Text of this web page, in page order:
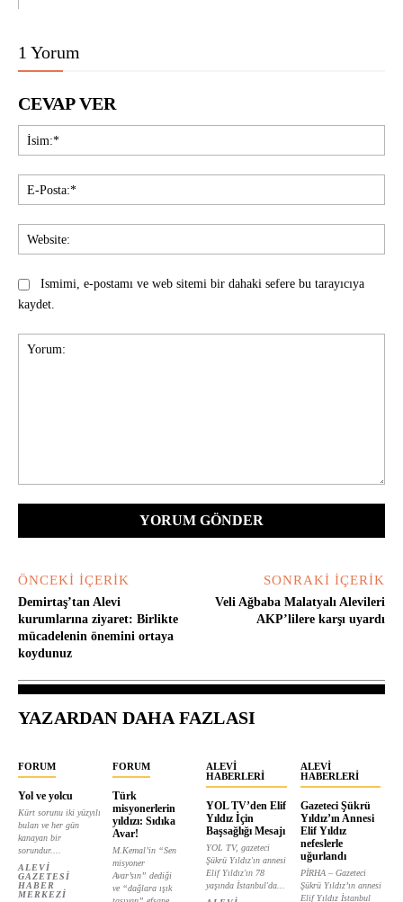
1 Yorum
CEVAP VER
Ismimi, e-postamı ve web sitemi bir dahaki sefere bu tarayıcıya
kaydet.
ÖNCEKI İÇERIK
Demirtaş’tan Alevi
kurumlarına ziyaret: Birlikte
mücadelenin önemini ortaya
koydunuz
SONRAKI İÇERIK
Veli Ağbaba Malatyalı Alevileri
AKP’lilere karşı uyardı
YAZARDAN DAHA FAZLASI
FORUM
Yol ve yolcu
Kürt sorunu iki yüzyılı
bulan ve her gün
kanayan bir
sorundur....
ALEVI
GAZETESI
HABER
MERKEZI
FORUM
Türk
misyonerlerin
yıldızı: Sıdıka
Avar!
M.Kemal’in “Sen
misyoner
Avar’sın” dediği
ve “dağlara ışık
ALEVI
HABERLERI
YOL TV’den Elif
Yıldız İçin
Başsağlığı Mesajı
YOL TV, gazeteci
Şükrü Yıldız'ın annesi
Elif Yıldız'ın 78
yaşında İstanbul'da...
ALEVI
HABERLERI
Gazeteci Şükrü
Yıldız’ın Annesi
Elif Yıldız
nefeslerle
uğurlandı
PİRHA – Gazeteci
Şükrü Yıldız’ın annesi
Elif Yıldız İstanbul